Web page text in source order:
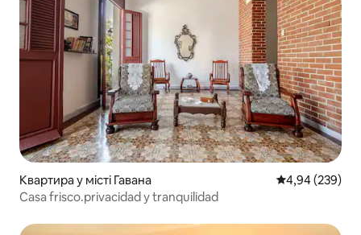
Квартира у місті Гавана Середня
4,94 (239)
Casa frisco.privacidad y tranquilidad